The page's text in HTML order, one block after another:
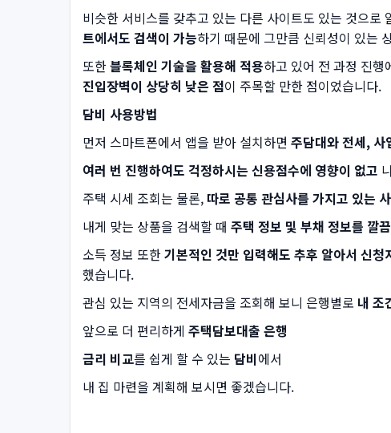
비슷한 서비스를 갖추고 있는 다른 사이트도 있는 것으로
트에서도 검색이 가능하기 때문에 그만큼 신뢰성이 있는
또한블록체인 기술을 활용해 적용하고 있어 전 과정 진행
진입장벽이 상당히 낮은 점이 주목할 만한 점이었습니다.
담비 사용방법
먼저 스마트폰에서 앱을 받아 설치하면 주담대와 전세, 사
여러 번 진행하여도 걱정하시는 신용점수에 영향이 없고
주택 시세 조회는 물론,따로 공통 관심사를 가지고 있는
내게 맞는 상품을 검색할 때 주택 정보 및 부채 정보를 깔
소득 정보 또한기본적인 것만 입력해도 추후 알아서 신
했습니다.
관심 있는 지역의 전세자금을 조회해 보니 은행별로 내 조
앞으로 더 편리하게 주택담보대출 은행
금리 비교를 쉽게 할 수 있는 담비에서
내 집 마련을 계획해 보시면 좋겠습니다.